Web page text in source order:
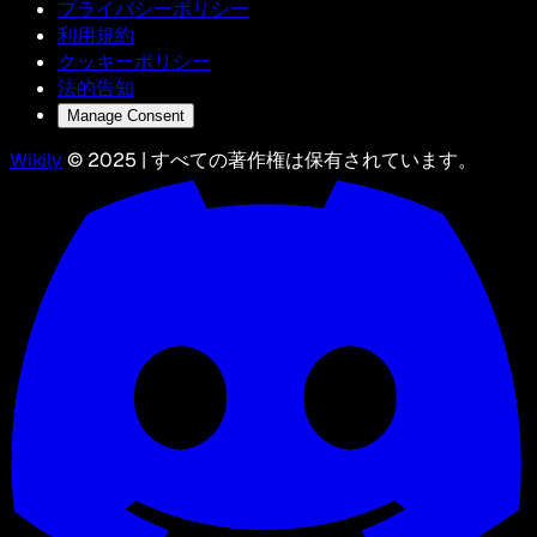
プライバシーポリシー
利用規約
クッキーポリシー
法的告知
Manage Consent
Wikily © 2025 | すべての著作権は保有されています。